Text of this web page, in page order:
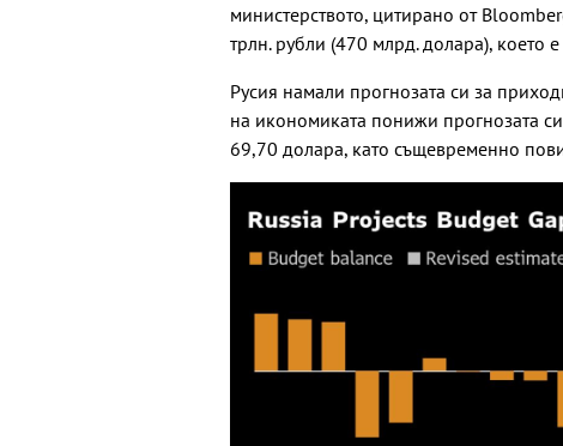
министерството, цитирано от
трлн. рубли (470 млрд. долара), което
Русия намали прогнозата си за
на икономиката понижи прогнозата
69,70 долара, като същевременно